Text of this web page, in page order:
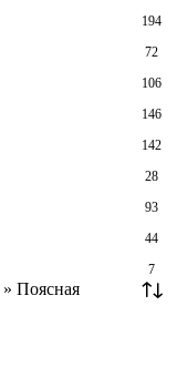
194
72
106
146
142
28
93
44
7
» Поясная